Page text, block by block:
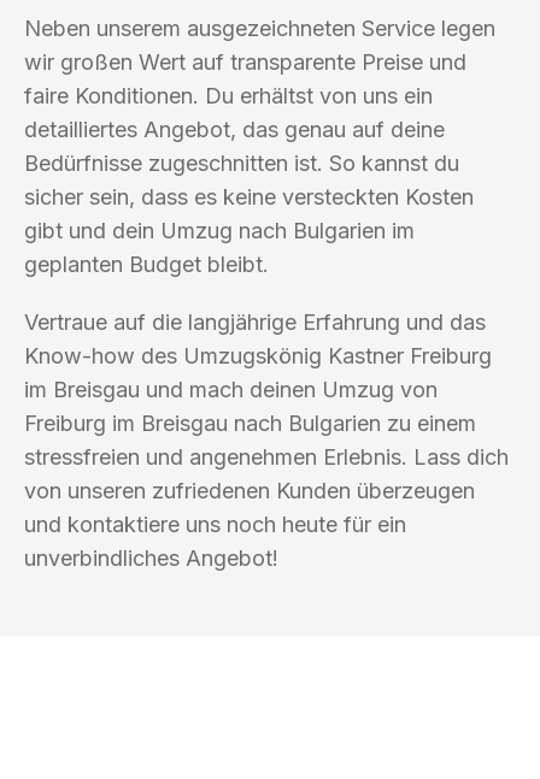
Neben unserem ausgezeichneten Service legen
wir großen Wert auf transparente Preise und
faire Konditionen. Du erhältst von uns ein
detailliertes Angebot, das genau auf deine
Bedürfnisse zugeschnitten ist. So kannst du
sicher sein, dass es keine versteckten Kosten
gibt und dein Umzug nach Bulgarien im
geplanten Budget bleibt.
Vertraue auf die langjährige Erfahrung und das
Know-how des Umzugskönig Kastner Freiburg
im Breisgau und mach deinen Umzug von
Freiburg im Breisgau nach Bulgarien zu einem
stressfreien und angenehmen Erlebnis. Lass dich
von unseren zufriedenen Kunden überzeugen
und kontaktiere uns noch heute für ein
unverbindliches Angebot!